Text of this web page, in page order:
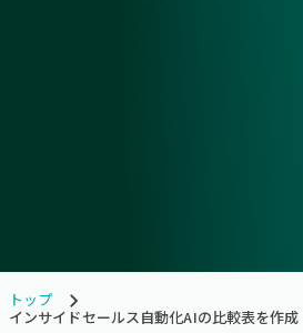
トップ
インサイドセールス自動化AIの比較表を作